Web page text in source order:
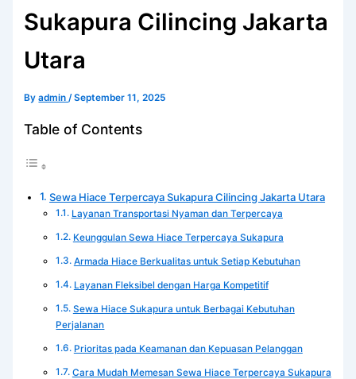
Sukapura Cilincing Jakarta
Utara
Byadmin/September 11, 2025
Table of Contents
Sewa Hiace Terpercaya Sukapura Cilincing Jakarta Utara
Layanan Transportasi Nyaman dan Terpercaya
Keunggulan Sewa Hiace Terpercaya Sukapura
Armada Hiace Berkualitas untuk Setiap Kebutuhan
Layanan Fleksibel dengan Harga Kompetitif
Sewa Hiace Sukapura untuk Berbagai Kebutuhan
Perjalanan
Prioritas pada Keamanan dan Kepuasan Pelanggan
Cara Mudah Memesan Sewa Hiace Terpercaya Sukapura